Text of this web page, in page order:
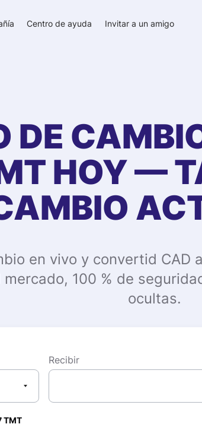
Centro de ayuda Invitar a un amigo
DE
HOY —
en vivo y convertid CAD
100 % de
ocultas.
Recibir
TMT